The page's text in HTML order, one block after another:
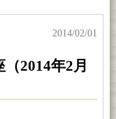
2014年2月
2014/02/01